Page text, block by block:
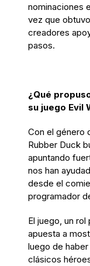
nominaciones
vez que
creadores
pasos.
¿Qué
su juego Evil
Con el género
Rubber Duck
apuntando
nos han
desde el
programador
El juego, un
apuesta a
luego de
clásicos